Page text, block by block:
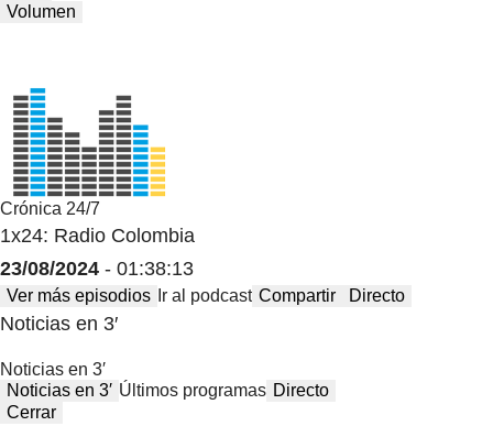
Volumen
Crónica 24/7
1x24: Radio Colombia
23/08/2024 - 01:38:13
Ver más episodios Ir al podcast Compartir Directo
Noticias en 3′
Noticias en 3′
Noticias en 3′ Últimos programas Directo
Cerrar